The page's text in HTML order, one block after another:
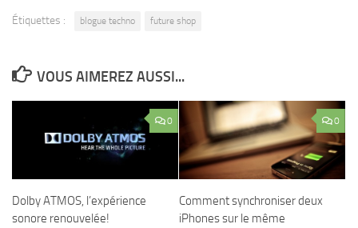
Étiquettes : blogue techno future shop
VOUS AIMEREZ AUSSI...
0
Dolby ATMOS, l’expérience
sonore renouvelée!
0
Comment synchroniser deux
iPhones sur le même